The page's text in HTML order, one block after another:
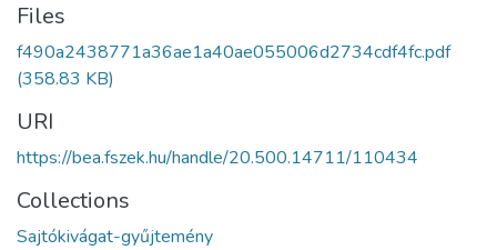
Files
f490a2438771a36ae1a40ae055006d2734cdf4fc.pdf
(358.83 KB)
URI
https://bea.fszek.hu/handle/20.500.14711/110434
Collections
Sajtókivágat-gyűjtemény